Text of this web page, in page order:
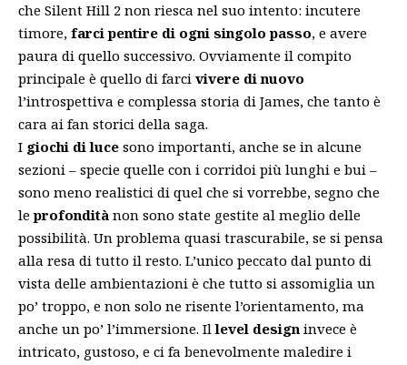
che Silent Hill 2 non riesca nel suo intento: incutere
timore, farci pentire di ogni singolo passo, e avere
paura di quello successivo. Ovviamente il compito
principale è quello di farci vivere di nuovo
l’introspettiva e complessa storia di James, che tanto è
cara ai fan storici della saga.
I giochi di luce sono importanti, anche se in alcune
sezioni – specie quelle con i corridoi più lunghi e bui –
sono meno realistici di quel che si vorrebbe, segno che
leprofondità non sono state gestite al meglio delle
possibilità. Un problema quasi trascurabile, se si pensa
alla resa di tutto il resto. L’unico peccato dal punto di
vista delle ambientazioni è che tutto si assomiglia un
po’ troppo, e non solo ne risente l’orientamento, ma
anche un po’ l’immersione. Illevel design invece è
intricato, gustoso, e ci fa benevolmente maledire i